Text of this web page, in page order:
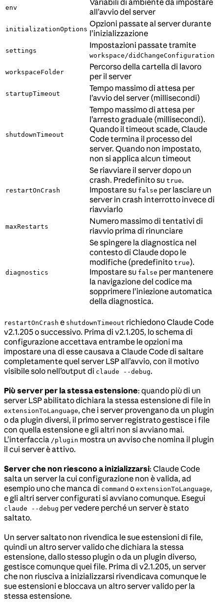
env
all’avvio del server
initializationOptions
Opzioni passate al server durante
l’inizializzazione
settings
Impostazioni passate tramite
workspace/didChangeConfiguration
workspaceFolder
Percorso della cartella di lavoro
per il server
startupTimeout
Tempo massimo di attesa per
l’avvio del server (millisecondi)
shutdownTimeout
Tempo massimo di attesa per
l’arresto graduale (millisecondi).
Quando il timeout scade, Claude
Code termina il processo del
server. Quando non impostato,
non si applica alcun timeout
restartOnCrash
Se riavviare il server dopo un
crash. Predefinito su true.
Impostare su false per lasciare un
server in crash interrotto invece di
riavviarlo
maxRestarts
Numero massimo di tentativi di
riavvio prima di rinunciare
diagnostics
Se spingere la diagnostica nel
contesto di Claude dopo le
modifiche (predefinito true).
Impostare su false per mantenere
la navigazione del codice ma
sopprimere l’iniezione automatica
della diagnostica.
restartOnCrash e shutdownTimeout richiedono Claude Code
v2.1.205 o successivo. Prima di v2.1.205, lo schema di
configurazione accettava entrambe le opzioni ma
impostare una di esse causava a Claude Code di saltare
completamente quel server LSP all’avvio, con il motivo
visibile solo nell’output di claude --debug.
Più server per la stessa estensione: quando più di un
server LSP abilitato dichiara la stessa estensione di file in
extensionToLanguage, che i server provengano da un plugin
o da plugin diversi, il primo server registrato gestisce i file
con quella estensione e gli altri non si avviano mai.
L’interfaccia /plugin mostra un avviso che nomina il plugin
il cui server è attivo.
Server che non riescono a inizializzarsi: Claude Code
salta un server la cui configurazione non è valida, ad
esempio uno che manca di command o extensionToLanguage,
e gli altri server configurati si avviano comunque. Esegui
claude --debug per vedere perché un server è stato
saltato.
Un server saltato non rivendica le sue estensioni di file,
quindi un altro server valido che dichiara la stessa
estensione, dallo stesso plugin o da un plugin diverso,
gestisce comunque quei file. Prima di v2.1.205, un server
che non riusciva a inizializzarsi rivendicava comunque le
sue estensioni e bloccava un altro server valido per la
stessa estensione.